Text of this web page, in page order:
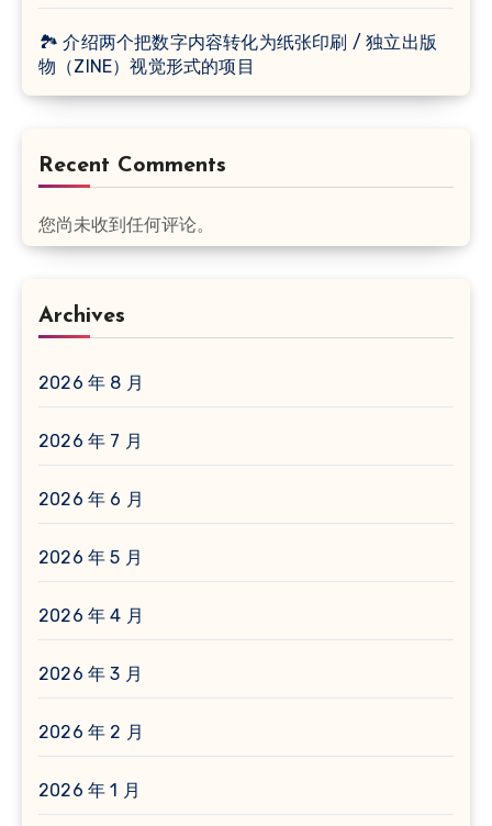
🏞 介绍两个把数字内容转化为纸张印刷 / 独立出版
物（ZINE）视觉形式的项目
Recent Comments
您尚未收到任何评论。
Archives
2026 年 8 月
2026 年 7 月
2026 年 6 月
2026 年 5 月
2026 年 4 月
2026 年 3 月
2026 年 2 月
2026 年 1 月